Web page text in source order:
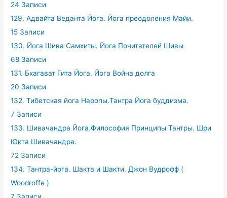
24 Записи
129. Адвайта Веданта Йога. Йога преодоления Майи.
15 Записи
130. Йога Шива Самхиты. Йога Почитателей Шивы
68 Записи
131. Бхагават Гита Йога. Йога Война долга
20 Записи
132. Тибетская йога Наропы.Тантра Йога буддизма.
7 Записи
133. Шивачандра Йога.Философия Принципы Тантры. Шри
Юкта Шивачандра.
72 Записи
134. Тантра-йога. Шакта и Шакти. Джон Вудрофф (
Woodroffe )